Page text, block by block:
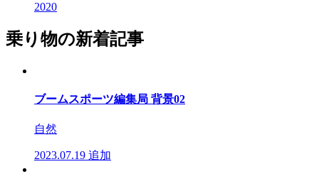
2020
乗り物の新着記事
ブームスポーツ編集局 背景02
自然
2023.07.19 追加